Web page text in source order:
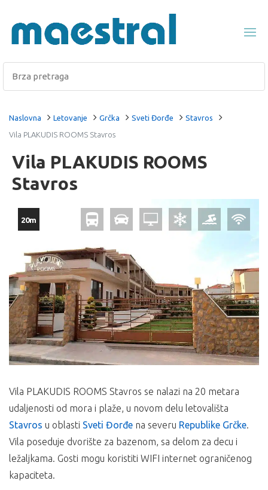
Naslovna Letovanje Grčka Sveti Đorđe
Stavros
Vila PLAKUDIS ROOMS Stavros
Vila PLAKUDIS ROOMS
Stavros
20m
Vila PLAKUDIS ROOMS Stavros se nalazi na 20 metara
udaljenosti od mora i plaže, u novom delu letovališta
Stavros u oblasti Sveti Đorđe na severu Republike Grčke.
Vila poseduje dvorište za bazenom, sa delom za decu i
ležaljkama. Gosti mogu koristiti WIFI internet ograničenog
kapaciteta.